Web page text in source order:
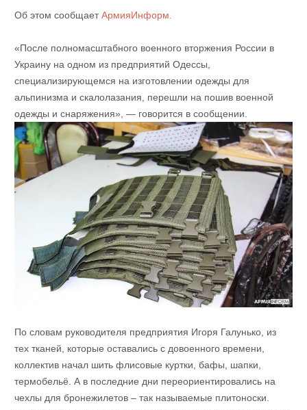
Об этом сообщаетАрмияИнформ.
«После полномасштабного военного вторжения России в
Украину на одном из предприятий Одессы,
специализирующемся на изготовлении одежды для
альпинизма и скалолазания, перешли на пошив военной
одежды и снаряжения», — говорится в сообщении.
По словам руководителя предприятия Игоря Галунько, из
тех тканей, которые оставались с довоенного времени,
коллектив начал шить флисовые куртки, бафы, шапки,
термобельё. А в последние дни переориентировались на
чехлы для бронежилетов – так называемые плитоноски.